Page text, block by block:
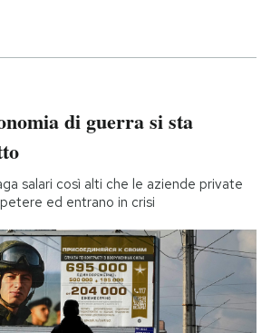
di guerra si sta
salari così alti che le aziende private
ed entrano in crisi